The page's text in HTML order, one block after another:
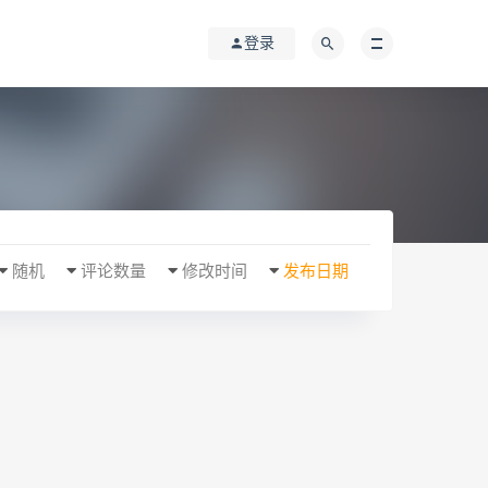
登录
发布日期
修改时间
评论数量
随机